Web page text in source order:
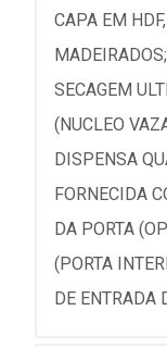
CAPA EM
SECAGEM
(NUCLEO
DISPENSA
FORNECIDA
DA PORTA
(PORTA
DE ENTRADA